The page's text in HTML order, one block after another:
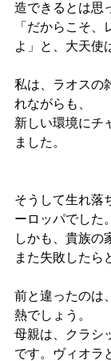
造できるとは思
「だからこそ
よ」と、大天使
私は、ラオスの
れながらも、
新しい環境にチ
ました。
そうして生れ落
ーロッパでした。
しかも、貴族の
また失敗したら
前と違ったのは
熱でしょう。
母親は、クラシ
です。ヴィオラ